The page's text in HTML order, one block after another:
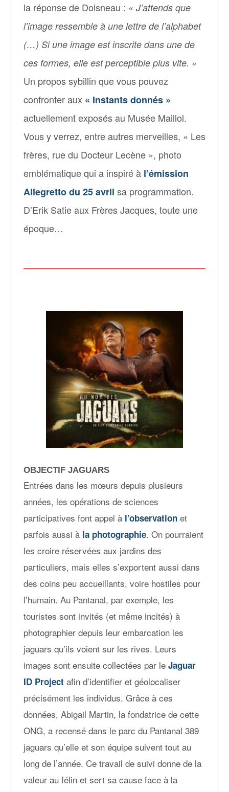
la réponse de Doisneau : « J’attends que
l’image ressemble à une lettre de l’alphabet
(…) Si une image est inscrite dans une de
ces formes, elle est perceptible plus vite. »
Un propos sybillin que vous pouvez
confronter aux « Instants donnés »
actuellement exposés au Musée Maillol.
Vous y verrez, entre autres merveilles, « Les
frères, rue du Docteur Lecène », photo
emblématique qui a inspiré à l’émission
Allegretto du 25 avril sa programmation.
D’Erik Satie aux Frères Jacques, toute une
époque…
OBJECTIF JAGUARS
Entrées dans les mœurs depuis plusieurs
années, les opérations de sciences
participatives font appel à l’observation et
parfois aussi à la photographie. On pourraient
les croire réservées aux jardins des
particuliers, mais elles s’exportent aussi dans
des coins peu accueillants, voire hostiles pour
l’humain. Au Pantanal, par exemple, les
touristes sont invités (et même incités) à
photographier depuis leur embarcation les
jaguars qu’ils voient sur les rives. Leurs
images sont ensuite collectées par le Jaguar
ID Projectafin d’identifier et géolocaliser
précisément les individus. Grâce à ces
données, Abigail Martin, la fondatrice de cette
ONG, a recensé dans le parc du Pantanal 389
jaguars qu’elle et son équipe suivent tout au
long de l’année. Ce travail de suivi donne de la
valeur au félin et sert sa cause face à la